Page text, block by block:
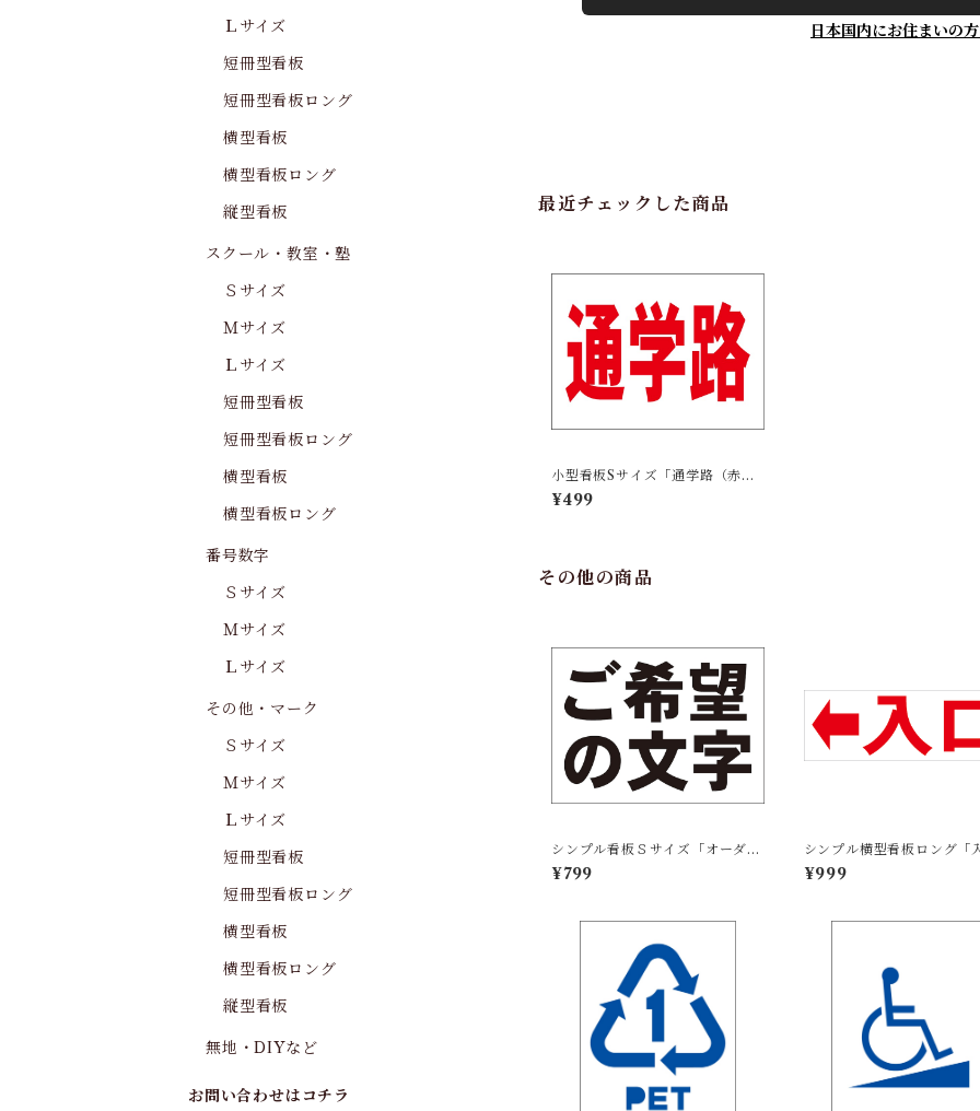
日本国内にお住まいの
最近チェックした商品
小型看板Sサイズ「通学路（赤
字）」 屋外可【その他・マー
ク】
¥499
その他の商品
シンプル看板Ｓサイズ「オーダー
物横型（黒字のみ）」屋外可 ご
希望の文字お入れします
¥799
シンプル横型看板ロング「
左矢印(赤)」【駐車場】屋外
¥999
Ｌサイズ
短冊型看板
短冊型看板ロング
横型看板
横型看板ロング
縦型看板
スクール・教室・塾
Ｓサイズ
Ｍサイズ
Ｌサイズ
短冊型看板
短冊型看板ロング
横型看板
横型看板ロング
番号数字
Ｓサイズ
Ｍサイズ
Ｌサイズ
その他・マーク
Ｓサイズ
Ｍサイズ
Ｌサイズ
短冊型看板
短冊型看板ロング
横型看板
横型看板ロング
縦型看板
無地・DIYなど
お問い合わせはコチラ